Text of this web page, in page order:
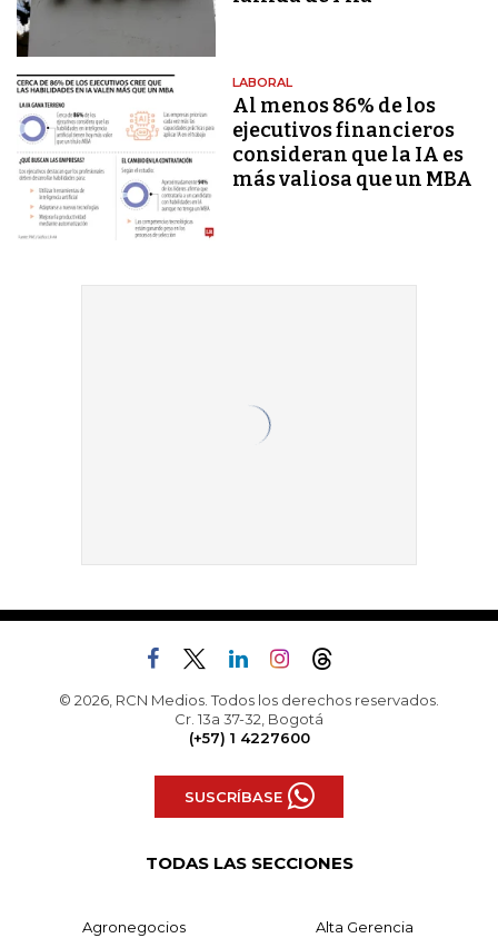
LABORAL
Al menos 86% de los
ejecutivos financieros
consideran que la IA es
más valiosa que un MBA
© 2026, RCN Medios. Todos los derechos reservados.
Cr. 13a 37-32, Bogotá
(+57) 1 4227600
SUSCRÍBASE
TODAS LAS SECCIONES
Agronegocios Alta Gerencia